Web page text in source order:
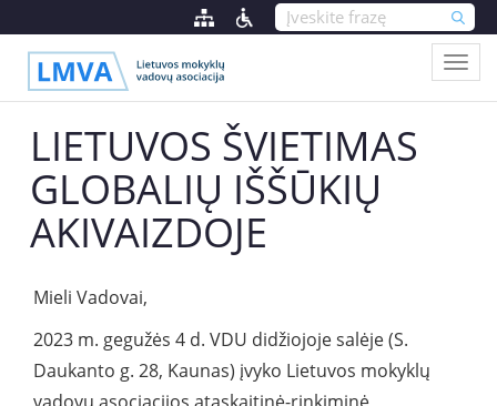
LIETUVOS ŠVIETIMAS
GLOBALIŲ IŠŠŪKIŲ
AKIVAIZDOJE
Mieli Vadovai,
2023 m. gegužės 4 d. VDU didžiojoje salėje (S.
Daukanto g. 28, Kaunas) įvyko Lietuvos mokyklų